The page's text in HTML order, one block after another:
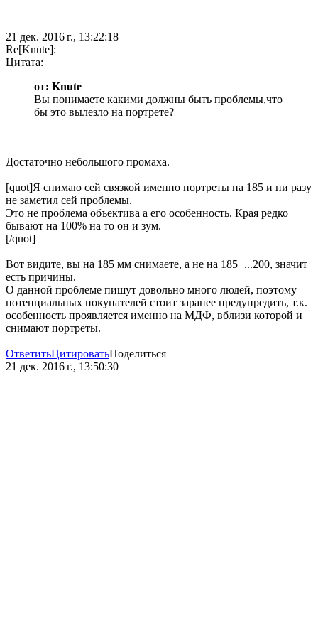
21 дек. 2016 г., 13:22:18
Re[Knute]:
Цитата:
от: Knute
Вы понимаете какими должны быть проблемы,что
бы это вылезло на портрете?
Достаточно небольшого промаха.
[quot]Я снимаю сей связкой именно портреты на 185 и ни разу
не заметил сей проблемы.
Это не проблема объектива а его особенность. Края редко
бывают на 100% на то он и зум.
[/quot]
Вот видите, вы на 185 мм снимаете, а не на 185+...200, значит
есть причины.
О данной проблеме пишут довольно много людей, поэтому
потенциальных покупателей стоит заранее предупредить, т.к.
особенность проявляется именно на МДФ, вблизи которой и
снимают портреты.
ОтветитьЦитироватьПоделиться
21 дек. 2016 г., 13:50:30